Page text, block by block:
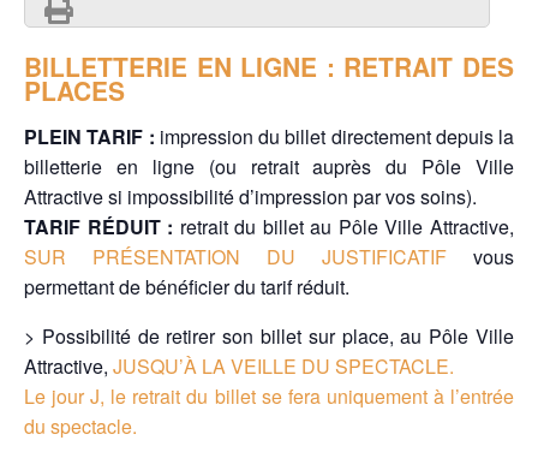
BILLETTERIE EN LIGNE : RETRAIT DES
PLACES
PLEIN TARIF : impression du billet directement depuis la
billetterie en ligne (ou retrait auprès du Pôle Ville
Attractive si impossibilité d’impression par vos soins).
TARIF RÉDUIT : retrait du billet au Pôle Ville Attractive,
SUR PRÉSENTATION DU JUSTIFICATIF vous
permettant de bénéficier du tarif réduit.
> Possibilité de retirer son billet sur place, au Pôle Ville
Attractive, JUSQU’À LA VEILLE DU SPECTACLE.
Le jour J, le retrait du billet se fera uniquement à l’entrée
du spectacle.